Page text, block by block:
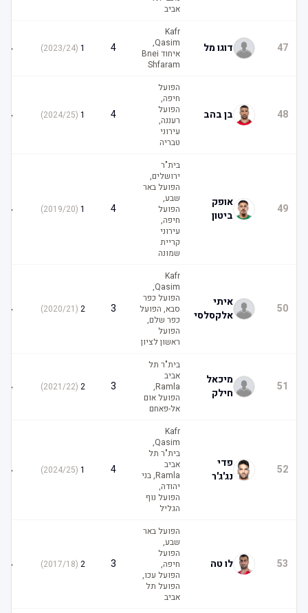
אביב
47 דוגו מל
Kafr
Qasim,
איחוד Bnei
Shfaram
2023/24
)
48 בן בהב
הפועל
חיפה,
הפועל
רעננה,
עירוני
טבריה
2024/25
)
49
אופק
ביטון
בית"ר
ירושלים,
הפועל באר
שבע,
הפועל
חיפה,
עירוני
קריית
שמונה
2019/20
)
50
איתי
אלקסלסי
Kafr
Qasim,
הפועל כפר
סבא, הפועל
כפר שלם,
הפועל
ראשון לציון
(
2020/21
)
51
מיכאל
חילק
בית"ר תל
אביב
Ramla,
הפועל אום
אל-פאחם
(
2021/22
)
52
פדי
נג'ג'ר
Kafr
Qasim,
בית"ר תל
אביב
Ramla, בני
יהודה,
הפועל נוף
הגליל
2024/25
)
53 לו טה
הפועל באר
שבע,
הפועל
חיפה,
הפועל עכו,
הפועל תל
אביב
(
2017/18
)